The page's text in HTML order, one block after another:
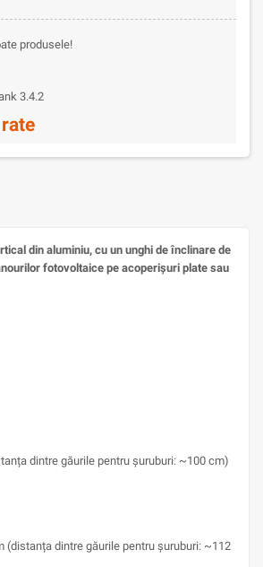
produsele!
din aluminiu, cu un unghi de înclinare de
fotovoltaice pe acoperișuri plate sau
dintre găurile pentru șuruburi: ~100 cm)
(distanța dintre găurile pentru șuruburi: ~112